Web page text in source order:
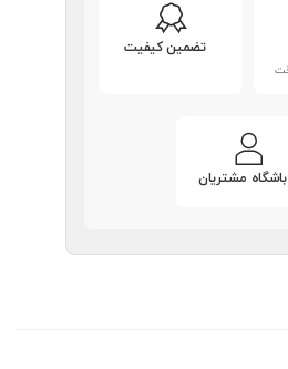
تضمین کیفیت
باشگاه مشتریان